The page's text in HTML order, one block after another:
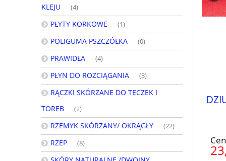
KLEJU (4)
PŁYTY KORKOWE (1)
POLIGUMA PSZCZÓŁKA (0)
PRAWIDŁA (4)
PŁYN DO ROZCIĄGANIA (3)
RĄCZKI SKÓRZANE DO TECZEK I
TOREB
(2)
RZEMYK SKÓRZANY/ OKRĄGŁY (22)
RZEP (8)